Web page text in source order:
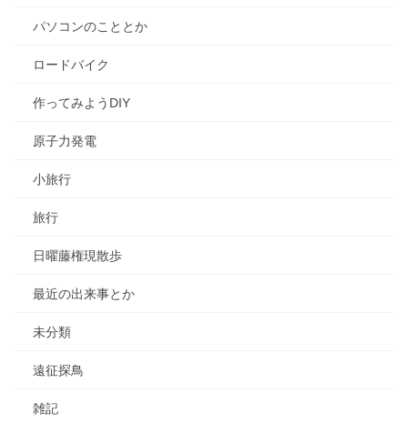
パソコンのこととか
ロードバイク
作ってみようDIY
原子力発電
小旅行
旅行
日曜藤権現散歩
最近の出来事とか
未分類
遠征探鳥
雑記